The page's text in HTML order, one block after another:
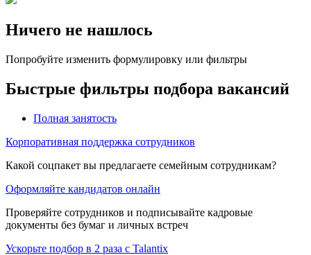
Ничего не нашлось
Попробуйте изменить формулировку или фильтры
Быстрые фильтры подбора вакансий
Полная занятость
Корпоративная поддержка сотрудников
Какой соцпакет вы предлагаете семейным сотрудникам?
Оформляйте кандидатов онлайн
Проверяйте сотрудников и подписывайте кадровые
документы без бумаг и личных встреч
Ускорьте подбор в 2 раза с Talantix